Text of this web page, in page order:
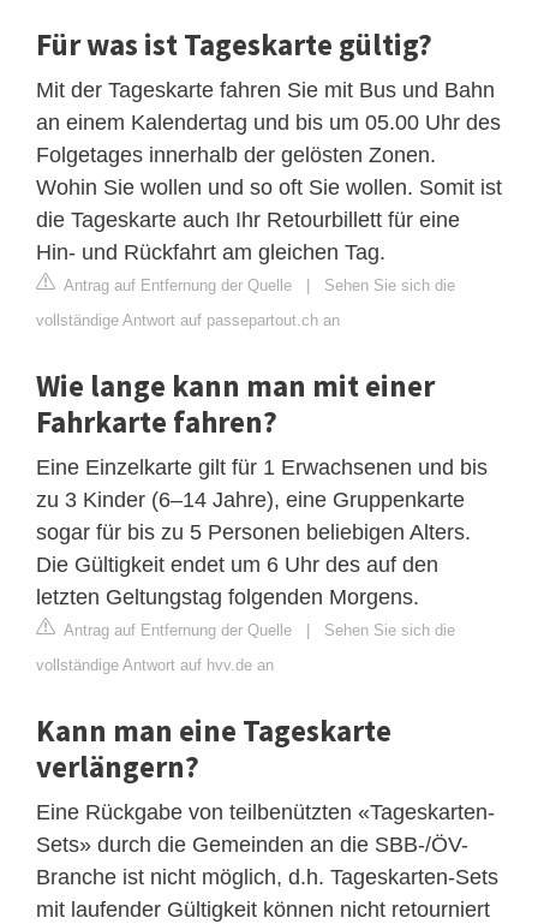
Für was ist Tageskarte gültig?
Mit der Tageskarte fahren Sie mit Bus und Bahn
an einem Kalendertag und bis um 05.00 Uhr des
Folgetages innerhalb der gelösten Zonen.
Wohin Sie wollen und so oft Sie wollen. Somit ist
die Tageskarte auch Ihr Retourbillett für eine
Hin- und Rückfahrt am gleichen Tag.
Antrag auf Entfernung der Quelle | Sehen Sie sich die
vollständige Antwort auf passepartout.ch an
Wie lange kann man mit einer
Fahrkarte fahren?
Eine Einzelkarte gilt für 1 Erwachsenen und bis
zu 3 Kinder (6–14 Jahre), eine Gruppenkarte
sogar für bis zu 5 Personen beliebigen Alters.
Die Gültigkeit endet um 6 Uhr des auf den
letzten Geltungstag folgenden Morgens.
Antrag auf Entfernung der Quelle | Sehen Sie sich die
vollständige Antwort auf hvv.de an
Kann man eine Tageskarte
verlängern?
Eine Rückgabe von teilbenützten «Tageskarten-
Sets» durch die Gemeinden an die SBB-/ÖV-
Branche ist nicht möglich, d.h. Tageskarten-Sets
mit laufender Gültigkeit können nicht retourniert